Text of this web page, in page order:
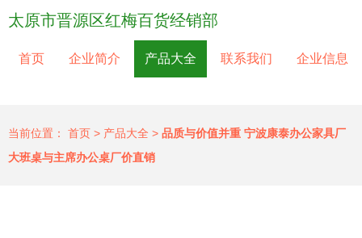
太原市晋源区红梅百货经销部
首页 企业简介 产品大全 联系我们 企业信息
当前位置： 首页 > 产品大全 > 品质与价值并重 宁波康泰办公家具厂
大班桌与主席办公桌厂价直销